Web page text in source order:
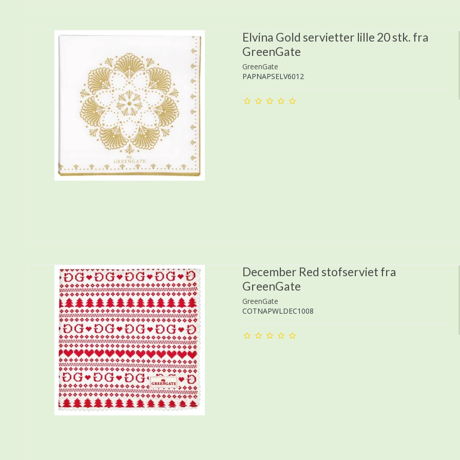
Elvina Gold servietter lille 20 stk. fra
GreenGate
GreenGate
PAPNAPSELV6012
December Red stofserviet fra
GreenGate
GreenGate
COTNAPWLDEC1008